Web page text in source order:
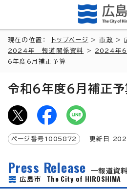
現在の位置： トップページ >市政 >
2024年 報道関係資料
> 2024年6
6年度6月補正予算
令和6年度6月補正予
ページ番号 1005872 更新日
Press Release
報道資
広島市 The City of HIROSHIMA